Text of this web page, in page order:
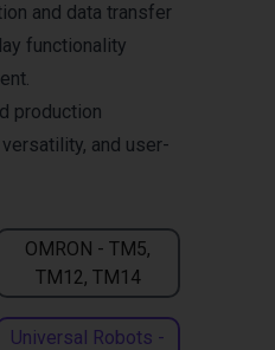
OMRON - TM5,
TM12, TM14
Universal Robots -
and data transfer
functionality
production
and user-